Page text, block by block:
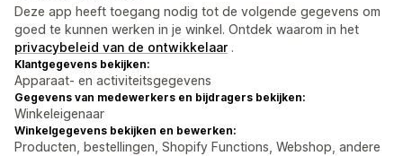
Deze app heeft toegang nodig tot de volgende gegevens om
goed te kunnen werken in je winkel. Ontdek waarom in het
privacybeleid van de ontwikkelaar .
Klantgegevens bekijken:
Apparaat- en activiteitsgegevens
Gegevens van medewerkers en bijdragers bekijken:
Winkeleigenaar
Winkelgegevens bekijken en bewerken:
Producten, bestellingen, Shopify Functions, Webshop, andere